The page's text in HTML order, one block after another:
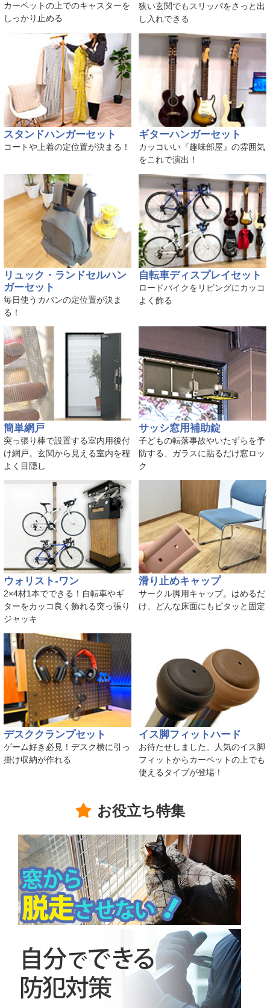
カーペットの上でのキャスターを
しっかり止める
狭い玄関でもスリッパをさっと出
し入れできる
スタンドハンガーセット
コートや上着の定位置が決まる！
ギターハンガーセット
カッコいい『趣味部屋』の雰囲気
をこれで演出！
リュック・ランドセルハン
ガーセット
毎日使うカバンの定位置が決ま
る！
自転車ディスプレイセット
ロードバイクをリビングにカッコ
よく飾る
簡単網戸
突っ張り棒で設置する室内用後付
け網戸。玄関から見える室内を程
よく目隠し
サッシ窓用補助錠
子どもの転落事故やいたずらを予
防する、ガラスに貼るだけ窓ロッ
ク
ウォリスト-ワン
2×4材1本でできる！自転車やギ
ターをカッコ良く飾れる突っ張り
ジャッキ
滑り止めキャップ
サークル脚用キャップ。はめるだ
け、どんな床面にもピタッと固定
デスククランプセット
ゲーム好き必見！デスク横に引っ
掛け収納が作れる
イス脚フィットハード
お待たせしました。人気のイス脚
フィットからカーペットの上でも
使えるタイプが登場！
お役立ち特集